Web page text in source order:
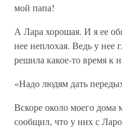
мой папа!
А Лара хорошая. И я ее
нее неплохая. Ведь у нее
решила какое-то время к
«Надо людям дать
Вскоре около моего
сообщил, что у них с